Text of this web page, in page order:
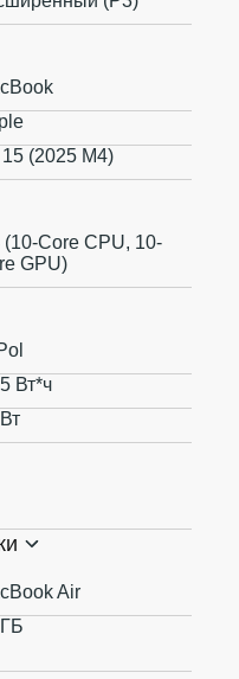
(2025 M4)
(10-Core CPU, 10-
GPU)
Вт*ч
Air